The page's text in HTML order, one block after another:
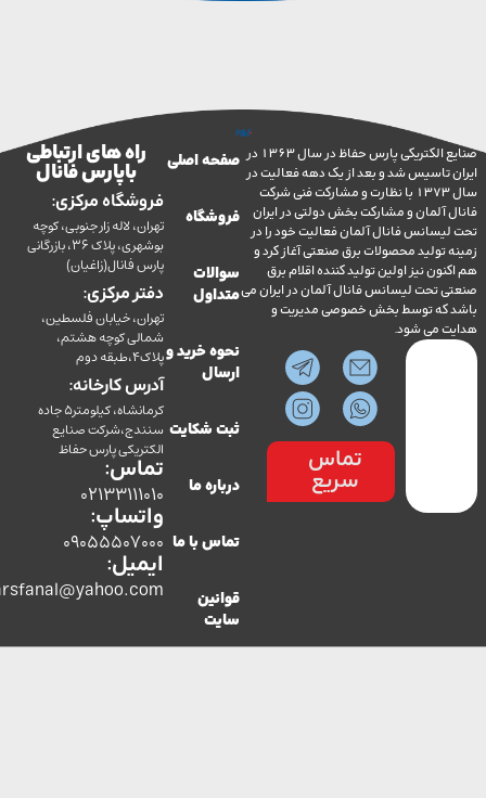
صنایع الکتریکی پارس حفاظ در سال 1363 در
شد و بعد از یک دهه فعالیت در
سال 1373 با نظارت و مشارکت فنی شرکت
و مشارکت بخش دولتی در ایران
فانال آلمان فعالیت خود را در
محصولات برق صنعتی آغاز کرد و
نیز اولین تولید کننده اقلام برق
لیسانس فانال آلمان در ایران می
توسط بخش خصوصی مدیریت و
می شود.
تماس
سریع
صفحه اصلی
فروشگاه
سوالات
متداول
نحوه خرید و
ثبت شکایت
درباره ما
تماس با ما
قوانین
راه های ارتباطی
با پارس فانال
فروشگاه مرکزی:
تهران، لاله زار جنوبی، کوچه
بوشهری، پلاک 36، بازرگانی
پارس فانال(زاغیان)
دفتر مرکزی:
تهران، خیابان فلسطین،
شمالی کوچه هشتم،
پلاک4،طبقه دوم
آدرس کارخانه:
کرمانشاه، کیلومتر5 جاده
سنندج،شرکت صنایع
الکتریکی پارس حفاظ
تماس:
02133111010
واتساپ:
09055507000
ایمیل:
co.parsfanal@yahoo.com